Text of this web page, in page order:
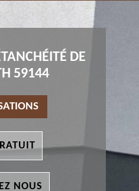
DE
59144
NOUS